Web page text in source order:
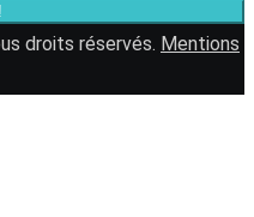
droits réservés. Mentions